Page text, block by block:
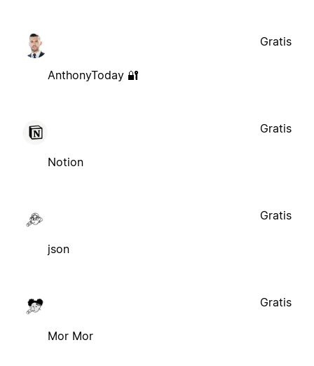
AnthonyToday 🔐
Gratis
Notion
Gratis
json
Gratis
Mor Mor
Gratis